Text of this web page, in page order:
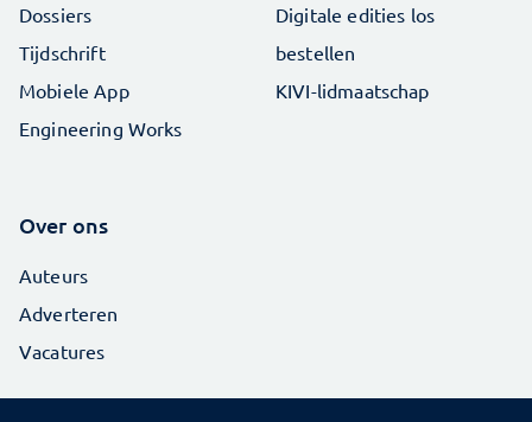
Dossiers
Tijdschrift
Mobiele App
Engineering Works
Digitale edities los
bestellen
KIVI-lidmaatschap
Over ons
Auteurs
Adverteren
Vacatures